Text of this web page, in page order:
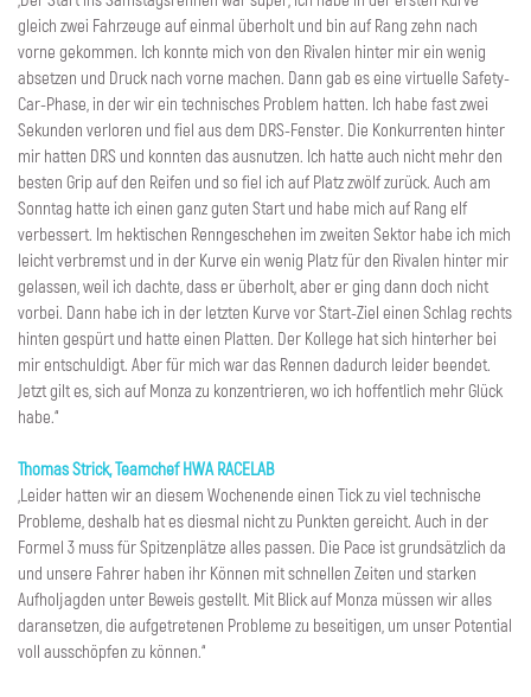
gleich zwei Fahrzeuge auf einmal überholt und bin auf Rang zehn nach
vorne gekommen. Ich konnte mich von den Rivalen hinter mir ein wenig
absetzen und Druck nach vorne machen. Dann gab es eine virtuelle Safety-
Car-Phase, in der wir ein technisches Problem hatten. Ich habe fast zwei
Sekunden verloren und fiel aus dem DRS-Fenster. Die Konkurrenten hinter
mir hatten DRS und konnten das ausnutzen. Ich hatte auch nicht mehr den
besten Grip auf den Reifen und so fiel ich auf Platz zwölf zurück. Auch am
Sonntag hatte ich einen ganz guten Start und habe mich auf Rang elf
verbessert. Im hektischen Renngeschehen im zweiten Sektor habe ich mich
leicht verbremst und in der Kurve ein wenig Platz für den Rivalen hinter mir
gelassen, weil ich dachte, dass er überholt, aber er ging dann doch nicht
vorbei. Dann habe ich in der letzten Kurve vor Start-Ziel einen Schlag rechts
hinten gespürt und hatte einen Platten. Der Kollege hat sich hinterher bei
mir entschuldigt. Aber für mich war das Rennen dadurch leider beendet.
Jetzt gilt es, sich auf Monza zu konzentrieren, wo ich hoffentlich mehr Glück
habe.“
Thomas Strick, Teamchef HWA RACELAB
„Leider hatten wir an diesem Wochenende einen Tick zu viel technische
Probleme, deshalb hat es diesmal nicht zu Punkten gereicht. Auch in der
Formel 3 muss für Spitzenplätze alles passen. Die Pace ist grundsätzlich da
und unsere Fahrer haben ihr Können mit schnellen Zeiten und starken
Aufholjagden unter Beweis gestellt. Mit Blick auf Monza müssen wir alles
daransetzen, die aufgetretenen Probleme zu beseitigen, um unser Potential
voll ausschöpfen zu können.“